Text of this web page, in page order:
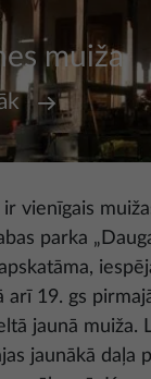
muiža
vienīgais
parka
arī 19. gs
jaunā muiža.
jaunākā daļa